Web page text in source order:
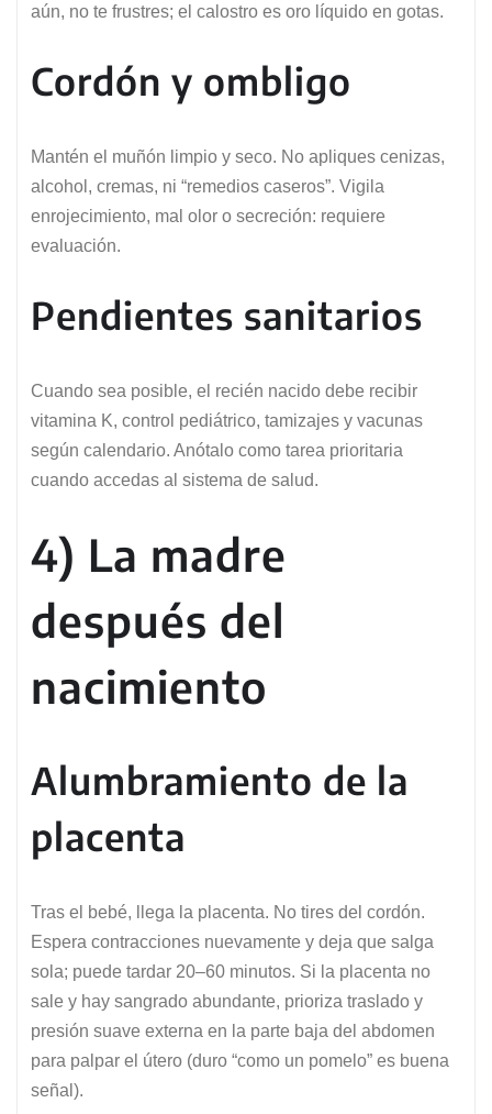
aún, no te frustres; el calostro es oro líquido en gotas.
Cordón y ombligo
Mantén el muñón limpio y seco. No apliques cenizas,
alcohol, cremas, ni “remedios caseros”. Vigila
enrojecimiento, mal olor o secreción: requiere
evaluación.
Pendientes sanitarios
Cuando sea posible, el recién nacido debe recibir
vitamina K, control pediátrico, tamizajes y vacunas
según calendario. Anótalo como tarea prioritaria
cuando accedas al sistema de salud.
4) La madre
después del
nacimiento
Alumbramiento de la
placenta
Tras el bebé, llega la placenta. No tires del cordón.
Espera contracciones nuevamente y deja que salga
sola; puede tardar 20–60 minutos. Si la placenta no
sale y hay sangrado abundante, prioriza traslado y
presión suave externa en la parte baja del abdomen
para palpar el útero (duro “como un pomelo” es buena
señal).